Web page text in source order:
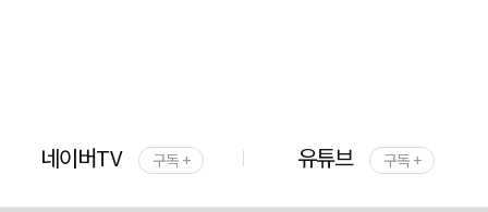
네이버TV 구독 + 유튜브 구독 +